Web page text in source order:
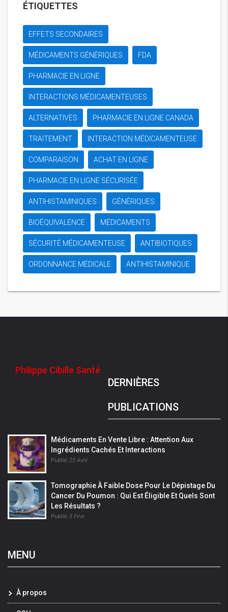
ÉTIQUETTES
EFFETS SECONDAIRES
MÉDICAMENTS GÉNÉRIQUES FDA
PHARMACIE EN LIGNE
INTERACTIONS MÉDICAMENTEUSES
ALTERNATIVES PHARMACIE EN LIGNE CANADA
TRAITEMENT INTERACTION MÉDICAMENTEUSE
COMPARAISON ACHAT EN LIGNE
PHARMACIE EN LIGNE SÉCURISÉE
ANTIHISTAMINIQUES GÉNÉRIQUES
BIOÉQUIVALENCE MÉDICAMENTS
SÉCURITÉ MÉDICAMENTEUSE ANTIBIOTIQUES
ORDONNANCE MÉDICALE ANTIHISTAMINIQUE
Philippe Cibille Santé
DERNIÈRES
PUBLICATIONS
Médicaments En Vente Libre : Attention Aux
Ingrédients Cachés Et Interactions
Publié: 23 Avril
Tomographie À Faible Dose Pour Le Dépistage Du
Cancer Du Poumon : Qui Est Éligible Et Quels Sont
Les Résultats ?
Publié: 3 Févr.
MENU
À propos